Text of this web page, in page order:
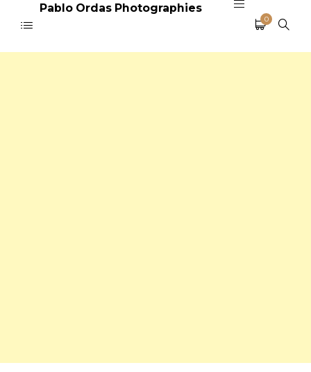
Pablo Ordas Photographies
0